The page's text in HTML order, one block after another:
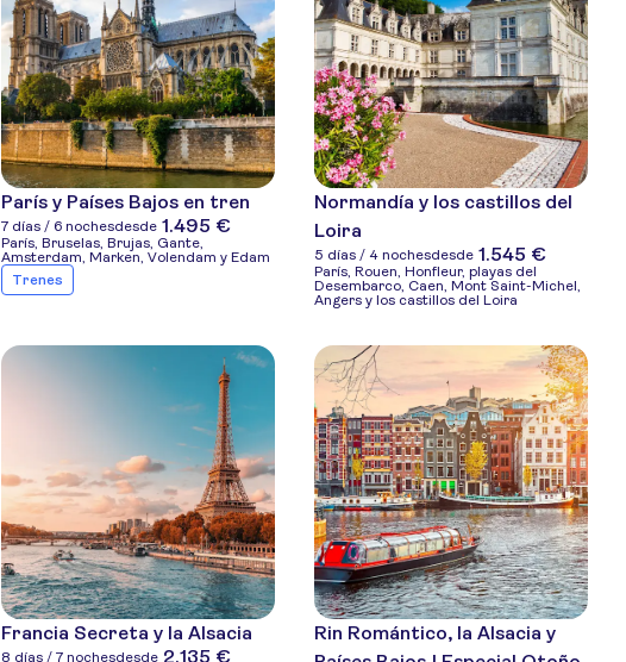
París y Países Bajos en tren
7 días / 6 nochesdesde 1.495 €
París, Bruselas, Brujas, Gante,
Amsterdam, Marken, Volendam y Edam
Trenes
Normandía y los castillos del
Loira
5 días / 4 nochesdesde 1.545 €
París, Rouen, Honfleur, playas del
Desembarco, Caen, Mont Saint-Michel,
Angers y los castillos del Loira
Francia Secreta y la Alsacia
8 días / 7 nochesdesde 2.135 €
Rin Romántico, la Alsacia y